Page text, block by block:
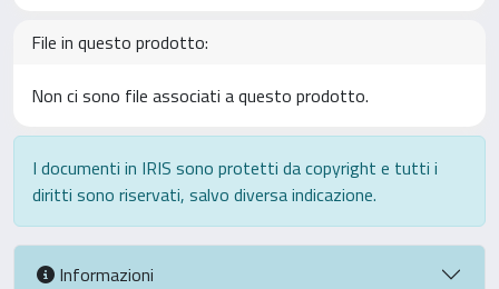
File in questo prodotto:
Non ci sono file associati a questo prodotto.
I documenti in IRIS sono protetti da copyright e tutti i
diritti sono riservati, salvo diversa indicazione.
Informazioni